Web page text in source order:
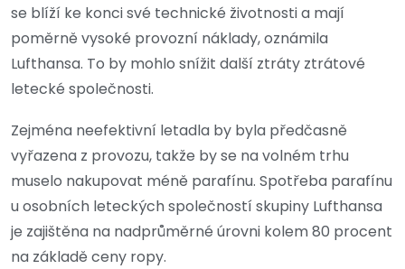
se blíží ke konci své technické životnosti a mají
poměrně vysoké provozní náklady, oznámila
Lufthansa. To by mohlo snížit další ztráty ztrátové
letecké společnosti.
Zejména neefektivní letadla by byla předčasně
vyřazena z provozu, takže by se na volném trhu
muselo nakupovat méně parafínu. Spotřeba parafínu
u osobních leteckých společností skupiny Lufthansa
je zajištěna na nadprůměrné úrovni kolem 80 procent
na základě ceny ropy.